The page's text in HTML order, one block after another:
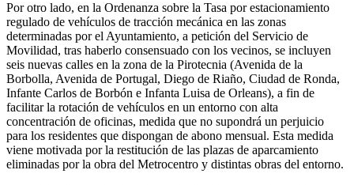
Por otro lado, en la Ordenanza sobre la Tasa por estacionamiento
regulado de vehículos de tracción mecánica en las zonas
determinadas por el Ayuntamiento, a petición del Servicio de
Movilidad, tras haberlo consensuado con los vecinos, se incluyen
seis nuevas calles en la zona de la Pirotecnia (Avenida de la
Borbolla, Avenida de Portugal, Diego de Riaño, Ciudad de Ronda,
Infante Carlos de Borbón e Infanta Luisa de Orleans), a fin de
facilitar la rotación de vehículos en un entorno con alta
concentración de oficinas, medida que no supondrá un perjuicio
para los residentes que dispongan de abono mensual. Esta medida
viene motivada por la restitución de las plazas de aparcamiento
eliminadas por la obra del Metrocentro y distintas obras del entorno.